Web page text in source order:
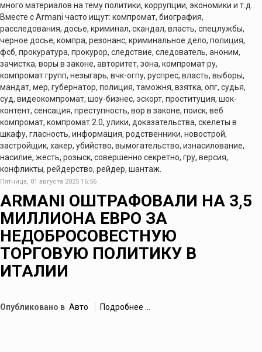
много материалов на тему политики, коррупции, экономики и т.д.
Вместе с Armani часто ищут: компромат, биография,
расследования, досье, криминал, скандал, власть, спецлужбы,
черное досье, компра, резонанс, криминальное дело, полиция,
фсб, прокуратура, прокурор, следствие, следователь, аноним,
зачистка, воры в законе, авторитет, зона, компромат ру,
компромат групп, незыгарь, вчк-огпу, руспрес, власть, выборы,
мандат, мер, губернатор, полиция, таможня, взятка, опг, судья,
суд, видеокомпромат, шоу-бизнес, эскорт, проституция, шок-
контент, сенсация, преступность, вор в законе, поиск, веб
компромат, компромат 2.0, улики, доказательства, скелеты в
шкафу, гласность, информация, родственники, новострой,
застройщик, хакер, убийство, вымогательство, изнасилование,
насилие, жесть, розыск, совершенно секретно, гру, версия,
конфликты, рейдерство, рейдер, шантаж.
Пятница, 01 августа 2025 16:56
ARMANI ОШТРАФОВАЛИ НА 3,5
МИЛЛИОНА ЕВРО ЗА
НЕДОБРОСОВЕСТНУЮ
ТОРГОВУЮ ПОЛИТИКУ В
ИТАЛИИ
Опубликовано в Авто Подробнее ...